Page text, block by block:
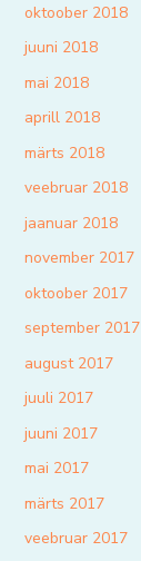
oktoober 2018
juuni 2018
mai 2018
aprill 2018
märts 2018
veebruar 2018
jaanuar 2018
november 2017
oktoober 2017
september 2017
august 2017
juuli 2017
juuni 2017
mai 2017
märts 2017
veebruar 2017